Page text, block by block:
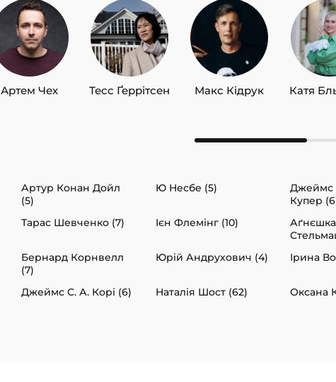
Артем Чех Тесс Ґеррітсен Макс Кідрук Катя
Артур Конан Дойл
(5)
Ю Несбе (5)
Джеймс
Купер
Тарас Шевченко (7) Ієн Флемінг (10)
Аґнєшка
Бернард Корнвелл
(7)
Юрій Андрухович (4) Ірина
Джеймс С. А. Корі (6) Наталія Шост (62) Оксана